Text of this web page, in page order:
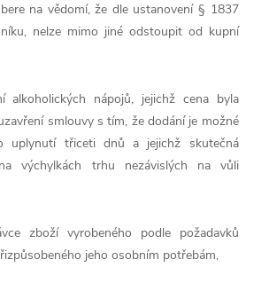
na vědomí, že dle ustanovení § 1837
nelze mimo jiné odstoupit od kupní
nápojů, jejichž cena byla
smlouvy s tím, že dodání je možné
uplynutí třiceti dnů a jejichž skutečná
výchylkách trhu nezávislých na vůli
zboží vyrobeného podle požadavků
jeho osobním potřebám,